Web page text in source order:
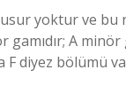
yoktur ve
A minör
diyez bölümü